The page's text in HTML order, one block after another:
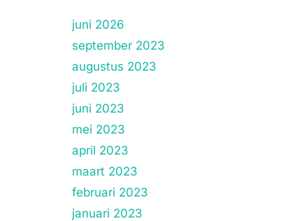
juni 2026
september 2023
augustus 2023
juli 2023
juni 2023
mei 2023
april 2023
maart 2023
februari 2023
januari 2023